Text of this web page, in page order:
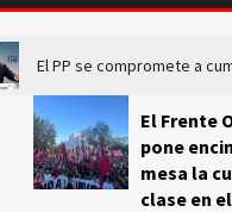
El PP se compromete a
El Frente
pone
mesa la
clase en